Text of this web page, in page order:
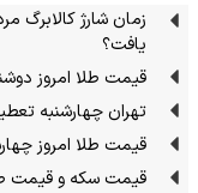
یافت؟
قیمت طلا امروز دوشنبه ۱۲ مرداد ۱۴۰۵ / طلای ۱۸ عیار
تهران چهارشنبه
قیمت طلا امروز چهارشنبه ۱۴ مرداد ۱۴۰۵ / طلای ۱۸
قیمت سکه و قیمت طلا امروز